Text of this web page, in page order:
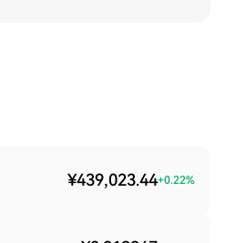
¥439,023.44+0.22%